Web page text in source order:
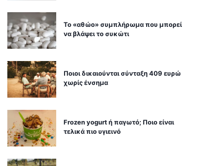
Το «αθώο» συμπλήρωμα που μπορεί
να βλάψει το συκώτι
Ποιοι δικαιούνται σύνταξη 409 ευρώ
χωρίς ένσημα
Frozen yogurt ή παγωτό; Ποιο είναι
τελικά πιο υγιεινό